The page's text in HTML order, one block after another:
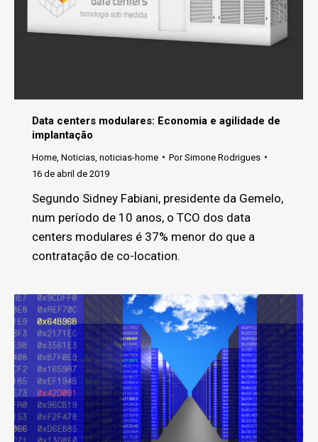
Data centers modulares: Economia e agilidade de
implantação
Home Noticias noticias-home PorSimone Rodrigues
16 de abril de 2019
Segundo Sidney Fabiani, presidente da Gemelo,
num período de 10 anos, o TCO dos data
centers modulares é 37% menor do que a
contratação de co-location.